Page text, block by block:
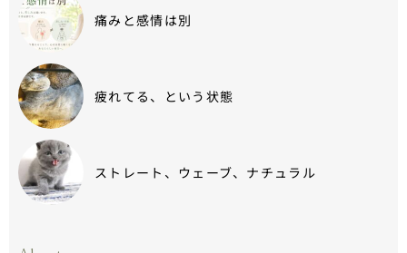
痛みと感情は別
疲れてる、という状態
ストレート、ウェーブ、ナチュラル